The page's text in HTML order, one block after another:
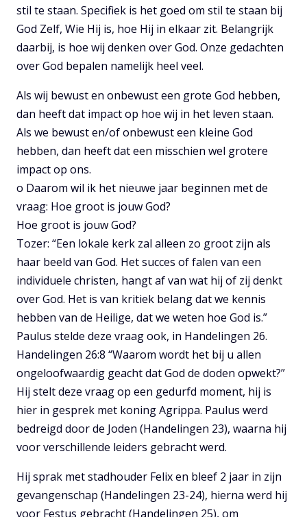
stil te staan. Specifiek is het goed om stil te staan bij
God Zelf, Wie Hij is, hoe Hij in elkaar zit. Belangrijk
daarbij, is hoe wij denken over God. Onze gedachten
over God bepalen namelijk heel veel.
Als wij bewust en onbewust een grote God hebben,
dan heeft dat impact op hoe wij in het leven staan.
Als we bewust en/of onbewust een kleine God
hebben, dan heeft dat een misschien wel grotere
impact op ons.
o Daarom wil ik het nieuwe jaar beginnen met de
vraag: Hoe groot is jouw God?
Hoe groot is jouw God?
Tozer: “Een lokale kerk zal alleen zo groot zijn als
haar beeld van God. Het succes of falen van een
individuele christen, hangt af van wat hij of zij denkt
over God. Het is van kritiek belang dat we kennis
hebben van de Heilige, dat we weten hoe God is.”
Paulus stelde deze vraag ook, in Handelingen 26.
Handelingen 26:8 “Waarom wordt het bij u allen
ongeloofwaardig geacht dat God de doden opwekt?”
Hij stelt deze vraag op een gedurfd moment, hij is
hier in gesprek met koning Agrippa. Paulus werd
bedreigd door de Joden (Handelingen 23), waarna hij
voor verschillende leiders gebracht werd.
Hij sprak met stadhouder Felix en bleef 2 jaar in zijn
gevangenschap (Handelingen 23-24), hierna werd hij
voor Festus gebracht (Handelingen 25), om